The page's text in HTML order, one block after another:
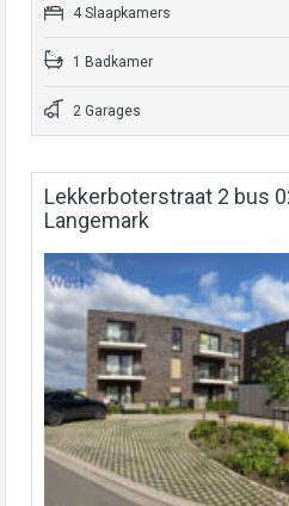
4 Slaapkamers
1 Badkamer
2 Garages
Lekkerboterstraat 2 bus
Langemark